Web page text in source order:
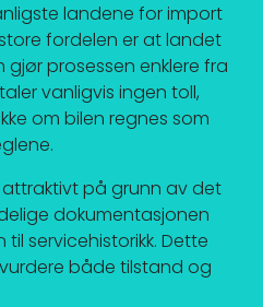
landene for import
fordelen er at landet
gjør prosessen enklere fra
vanligvis ingen toll,
om bilen regnes som
attraktivt på grunn av det
dokumentasjonen
servicehistorikk. Dette
både tilstand og